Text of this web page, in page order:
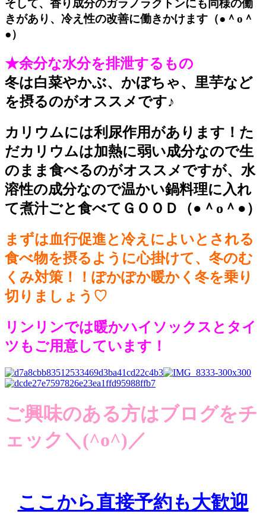
そして、香り成分のガラノラクトンにも同様の働
きがあり、冷え性の改善に働きかけます（●＾o＾
●）
★余分な水分を排泄するもの
冬は白菜やかぶ、かぼちゃ、里芋など
を摂るのがオススメです♪
カリウムには利尿作用があります！た
だカリウムは加熱に弱い成分なので生
のまま食べるのがオススメですが、水
溶性の成分なので温かい鍋料理に入れ
て煮汁ごと食べてＧＯＯＤ（●＾o＾●）
まずは血行促進と冷えによいとされる
食べ物を摂るように心掛けて、冬のむ
くみ対策！！ぽかぽか暖かく冬を乗り
切りましょう♡
リンリンでは暖かハイソックスとタイ
ツもご用意しています！
ご興味のある方はブログをチ
ェック＼(^o^)／
ここから直接予約も大歓迎